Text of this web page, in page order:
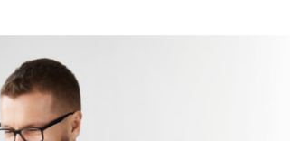
Auto
todas as facilidades